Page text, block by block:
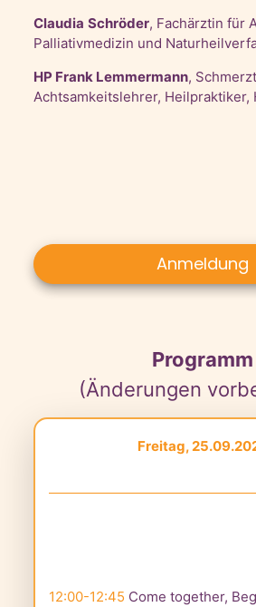
Claudia Schröder, Fachärztin für
Palliativmedizin und
HP Frank Lemmermann,
Achtsamkeitslehrer, Heilpraktiker,
Anmeldung
Programm
(Änderungen
Freitag,
12:00-12:45 Come together,